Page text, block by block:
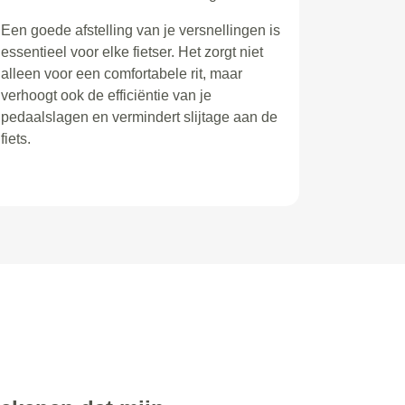
Een goede afstelling van je versnellingen is
essentieel voor elke fietser. Het zorgt niet
alleen voor een comfortabele rit, maar
verhoogt ook de efficiëntie van je
pedaalslagen en vermindert slijtage aan de
fiets.